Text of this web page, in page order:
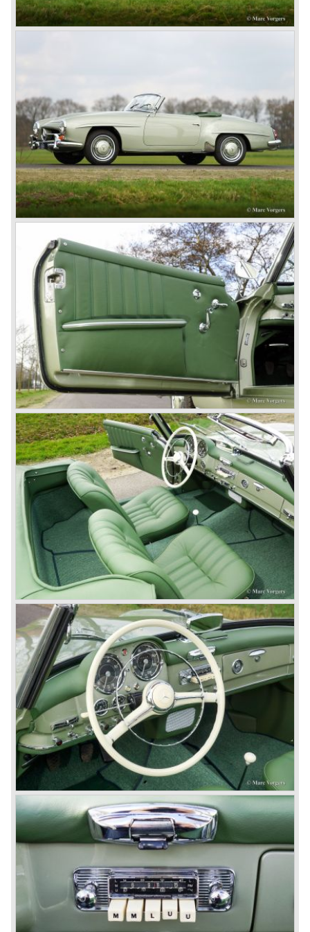
de rijksten der aarde te behagen; de Mercedes-Benz 600
(W 100).. Deze limousine was ruim zes meter lang en
voorzien van alle denkbare luxe. Tevens zagen in de jaren
123 serie de Mercedes SL opvolger voorgesteld die 19
jaar in productie zou blijven; de R 107 serie. Deze
Mercedes-Benz SL was verkrijgbaar met verschillende
zes cilinder lijn- en V8 motoren.
In de jaren tachtig en negentig van de vorige eeuw ging
Mercedes-Benz onverdroten door met het bouwen van
kwaliteits- automobielen en sportwagens. Het merk bouwt
tot de dag van vandaag nog immer automobielen met
dezelfde merkkwaliteiten als in de jaren vijftig. Mercedes-
Benz is een merk met een onbewogen historie, slechts
even uit haar evenwicht gebracht door de tweede
wereldoorlog, dat een enorm vertrouwen inboezemt en
tegenwoordig als onderdeel van het grote Daimler-Benz
concern nog altijd automobielen van topklasse bouwt.
© Marc Vorgers